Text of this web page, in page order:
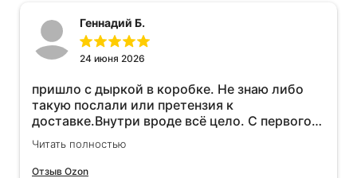
Геннадий Б.
24 июня 2026
пришло с дыркой в коробке. Не знаю либо
такую послали или претензия к
доставке.Внутри вроде всё цело. С первого
раза установить не получается не знаю
может интернет дурит. Четыре звёзды за
упаковку с дыркой.Как опробую дополню
Читать полностью
Отзыв Ozon